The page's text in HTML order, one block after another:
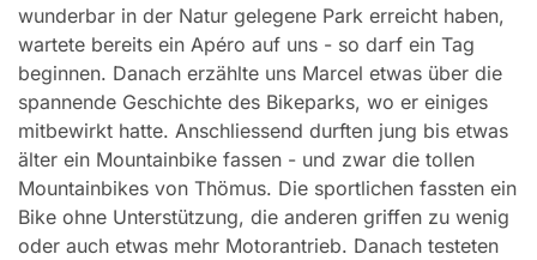
wunderbar in der Natur gelegene Park erreicht haben,
wartete bereits ein Apéro auf uns - so darf ein Tag
beginnen. Danach erzählte uns Marcel etwas über die
spannende Geschichte des Bikeparks, wo er einiges
mitbewirkt hatte. Anschliessend durften jung bis etwas
älter ein Mountainbike fassen - und zwar die tollen
Mountainbikes von Thömus. Die sportlichen fassten ein
Bike ohne Unterstützung, die anderen griffen zu wenig
oder auch etwas mehr Motorantrieb. Danach testeten